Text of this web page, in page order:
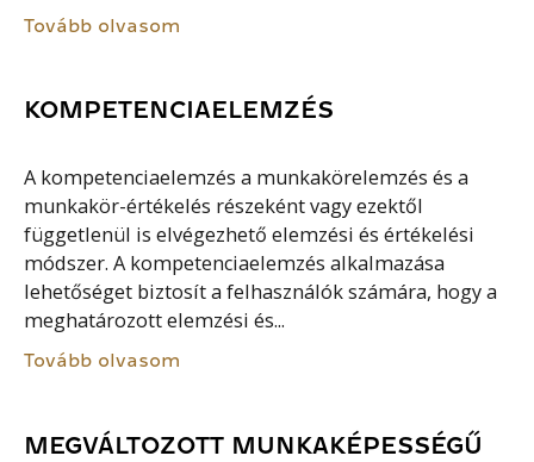
Tovább olvasom
KOMPETENCIAELEMZÉS
A kompetenciaelemzés a munkakörelemzés és a
munkakör-értékelés részeként vagy ezektől
függetlenül is elvégezhető elemzési és értékelési
módszer. A kompetenciaelemzés alkalmazása
lehetőséget biztosít a felhasználók számára, hogy a
meghatározott elemzési és...
Tovább olvasom
MEGVÁLTOZOTT MUNKAKÉPESSÉGŰ